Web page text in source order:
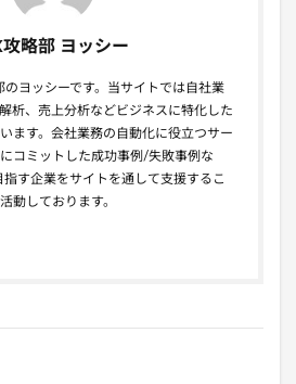
攻略部 ヨッシー
のヨッシーです。当サイトでは自社業
析、売上分析などビジネスに特化した
ます。会社業務の自動化に役立つサー
コミットした成功事例/失敗事例な
指す企業をサイトを通して支援するこ
動しております。